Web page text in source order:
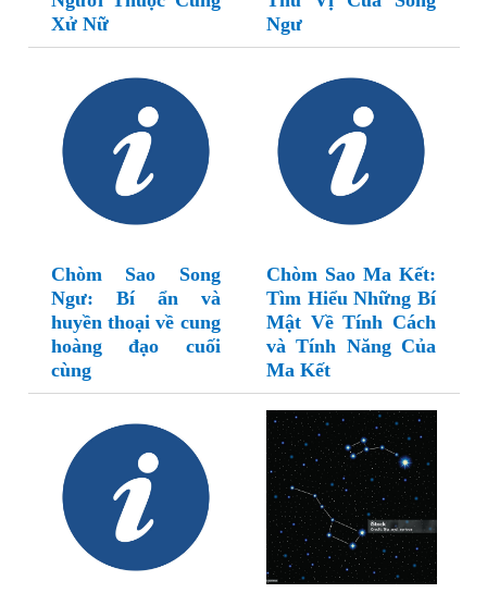
Xử Nữ
Ngư
Chòm Sao Song
Ngư: Bí ẩn và
huyền thoại về cung
hoàng đạo cuối
cùng
Chòm Sao Ma Kết:
Tìm Hiểu Những Bí
Mật Về Tính Cách
và Tính Năng Của
Ma Kết